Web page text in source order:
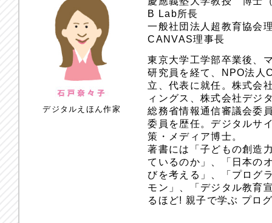
デジタルえほん作家
B Lab所長
一般社団法人超教育協会
CANVAS理事長
東京大学工学部卒業後、
研究員を経て、NPO法人
立、代表に就任。株式会
ィングス、株式会社デジ
総務省情報通信審議会委
委員を歴任。デジタルサ
策・メディア博士。
著書には「子どもの創造
ているのか」、「日本の
びを考える」、「プログ
モン」、「デジタル教育
るほど! 親子で学ぶ プロ